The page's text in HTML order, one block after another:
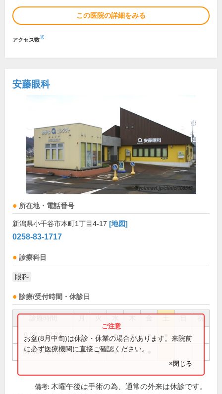
この医院の詳細をみる
アクセス数※
安藤眼科
所在地・電話番号
新潟県小千谷市本町1丁目4-17 [地図]
0258-83-1717
診療科目
眼科
診療/受付時間・休診日
祝
9:00～12:30 ● ● ● ● ●
14:30～17:30 ● ● ●
お盆(8月中旬)は休診・休業の場合があります。来院前
に必ず医療機関に直接ご確認ください。
×閉じる
備考: 木曜午後は手術の為、通常の外来は休診です。